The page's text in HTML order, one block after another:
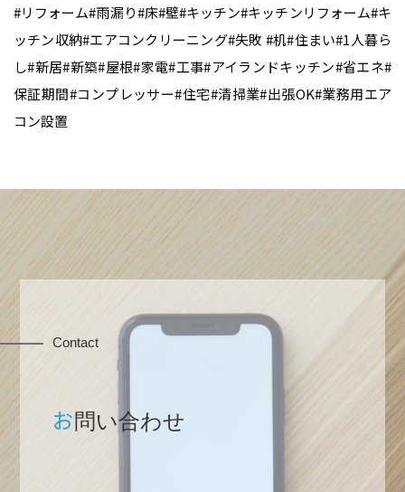
#リフォーム#雨漏り#床#壁#キッチン#キッチンリフォーム#キ
ッチン収納#エアコンクリーニング#失敗 #机#住まい#1人暮ら
し#新居#新築#屋根#家電#工事#アイランドキッチン#省エネ#
保証期間#コンプレッサー#住宅#清掃業#出張OK#業務用エア
コン設置
Contact
お問い合わせ